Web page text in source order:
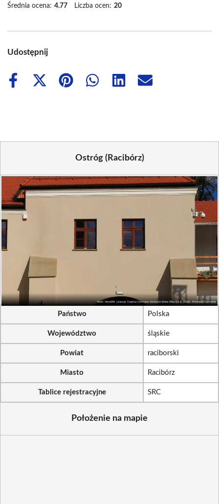
Średnia ocena: 4.77 Liczba ocen: 20
Udostępnij
Share
Share
Share
Share
Share
Share
Ostróg (Racibórz)
Państwo Polska
Województwo śląskie
Powiat raciborski
Miasto Racibórz
Tablice rejestracyjne SRC
Położenie na mapie